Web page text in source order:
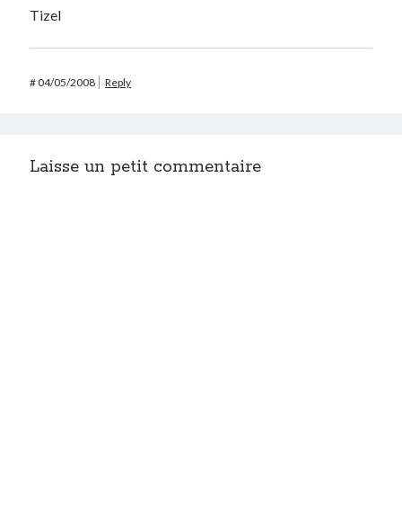
Tizel
#04/05/2008 Reply
Laisse un petit commentaire